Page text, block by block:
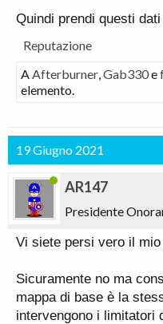
Quindi prendi questi
Reputazione
AAfterburner,Gab330e
elemento.
19 Giugno 2021
AR147
Presidente
Vi siete persi vero il
Sicuramente no ma
mappa di base è la
intervengono i limitatori